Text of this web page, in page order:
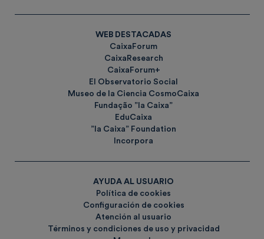
WEB DESTACADAS
CaixaForum
CaixaResearch
CaixaForum+
El Observatorio Social
Museo de la Ciencia CosmoCaixa
Fundação ”la Caixa”
EduCaixa
”la Caixa” Foundation
Incorpora
AYUDA AL USUARIO
Política de cookies
Configuración de cookies
Atención al usuario
Términos y condiciones de uso y privacidad